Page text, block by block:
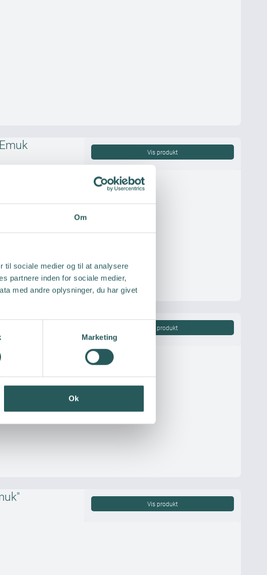
Om
til sociale medier og til at analysere
partnere inden for sociale medier,
med andre oplysninger, du har givet
Marketing
Ok
Vis produkt
Vis produkt
Vis produkt